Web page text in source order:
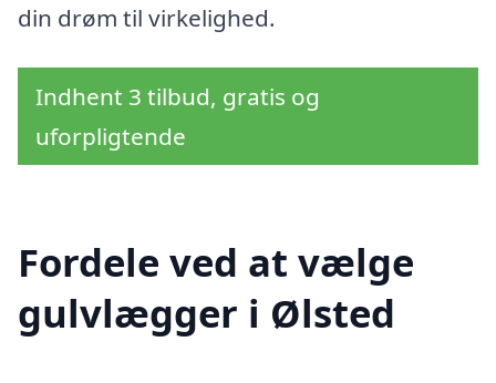
din drøm til virkelighed.
Indhent 3 tilbud, gratis og
uforpligtende
Fordele ved at vælge
gulvlægger i Ølsted